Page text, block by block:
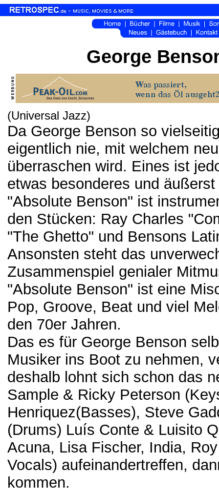
George
(Universal Jazz)
Da George Benson so
eigentlich nie, mit welchem
überraschen wird. Eines ist
etwas besonderes und
"Absolute Benson" ist
den Stücken: Ray Charles
"The Ghetto" und Bensons
Ansonsten steht das
Zusammenspiel genialer
"Absolute Benson" ist eine
Pop, Groove, Beat und viel
den 70er Jahren.
Das es für George Benson
Musiker ins Boot zu nehmen,
deshalb lohnt sich schon das
Sample & Ricky Peterson
Henriquez(Basses), Steve
(Drums) Luís Conte & Luisito
Acuna, Lisa Fischer, India,
Vocals) aufeinandertreffen,
kommen.